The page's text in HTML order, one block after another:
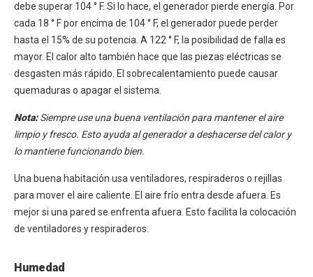
debe superar 104 ° F. Si lo hace, el generador pierde energía. Por
cada 18 ° F por encima de 104 ° F, el generador puede perder
hasta el 15% de su potencia. A 122 ° F, la posibilidad de falla es
mayor. El calor alto también hace que las piezas eléctricas se
desgasten más rápido. El sobrecalentamiento puede causar
quemaduras o apagar el sistema.
Nota:Siempre use una buena ventilación para mantener el aire
limpio y fresco. Esto ayuda al generador a deshacerse del calor y
lo mantiene funcionando bien.
Una buena habitación usa ventiladores, respiraderos o rejillas
para mover el aire caliente. El aire frío entra desde afuera. Es
mejor si una pared se enfrenta afuera. Esto facilita la colocación
de ventiladores y respiraderos.
Humedad